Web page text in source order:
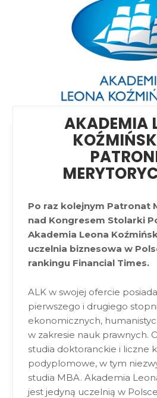
AKADEMIA
Po raz kolejnym Patronat
nad Kongresem Stolarki
Akademia Leona
uczelnia biznesowa w
rankingu Financial Times.
ALK w swojej ofercie
pierwszego i drugiego
ekonomicznych,
w zakresie nauk prawnych.
studia doktoranckie i liczne
podyplomowe, w tym
studia MBA. Akademia
jest jedyną uczelnią w